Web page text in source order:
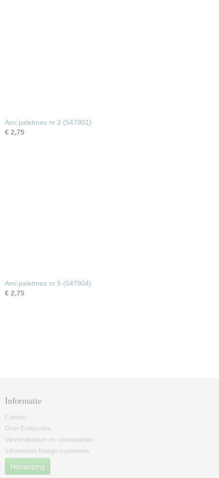
Ami paletmes nr 2 (547901)
€ 2,75
Ami paletmes nr 5 (547904)
€ 2,75
Informatie
Contact
Over Everycolor
Verzendkosten en voorwaarden
Information foreign customers
Herroeping